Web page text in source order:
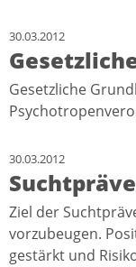
30.03.2012
Gesetzliche
30.03.2012
Ziel der
vorzubeugen.
gestärkt und